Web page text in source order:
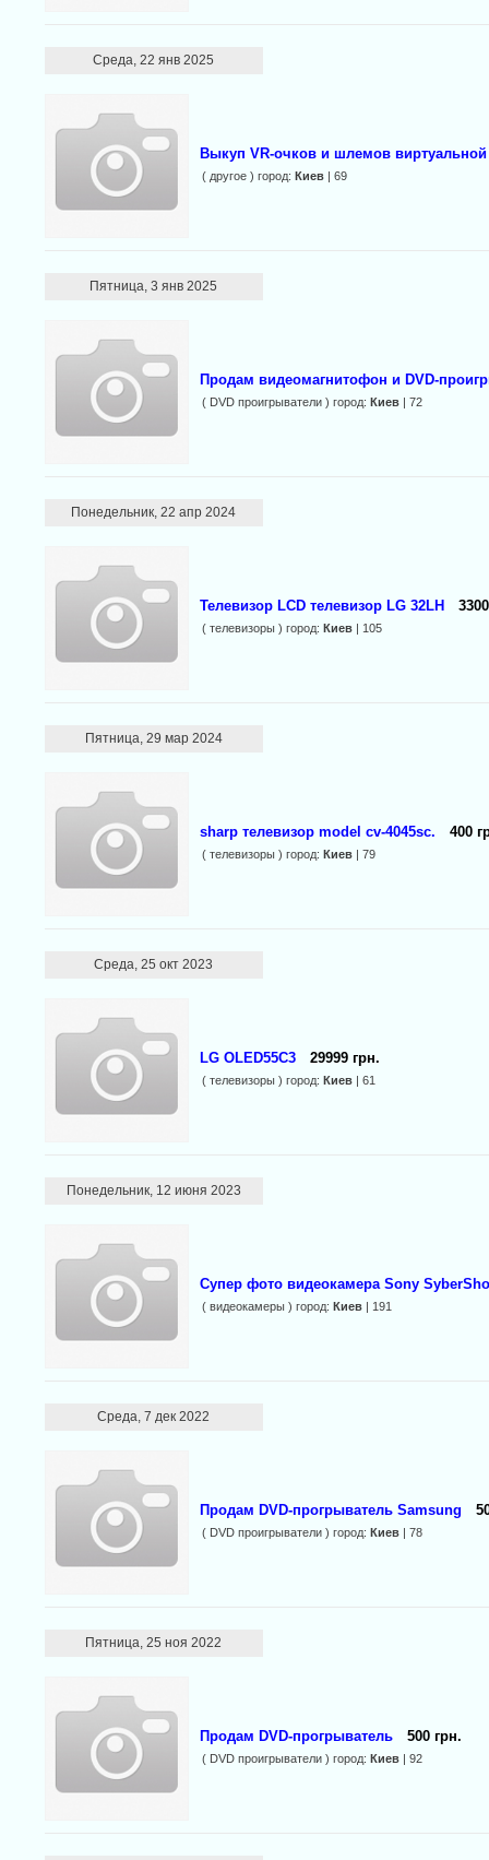
Среда, 22 янв 2025
Выкуп VR-очков и шлемов
( другое ) город: Киев| 69
Пятница, 3 янв 2025
Продам видеомагнитофон и DVD-
( DVD проигрыватели ) город: Киев| 72
Понедельник, 22 апр 2024
Телевизор LCD телевизор LG 32LH
( телевизоры ) город: Киев| 105
Пятница, 29 мар 2024
sharp телевизор model cv-4045sc. 400
( телевизоры ) город: Киев| 79
Среда, 25 окт 2023
LG OLED55C3 29999 грн.
( телевизоры ) город: Киев| 61
Понедельник, 12 июня 2023
Супер фото видеокамера Sony
( видеокамеры ) город: Киев| 191
Среда, 7 дек 2022
Продам DVD-прогрыватель Samsung
( DVD проигрыватели ) город: Киев| 78
Пятница, 25 ноя 2022
Продам DVD-прогрыватель 500 грн.
( DVD проигрыватели ) город: Киев| 92